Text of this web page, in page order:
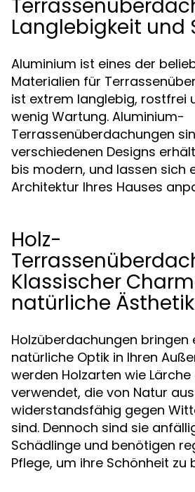
Langlebigkeit und
Aluminium ist eines der
Materialien für
ist extrem langlebig, rostfrei
wenig Wartung. Aluminium-
Terrassenüberdachungen
verschiedenen Designs
bis modern, und lassen sich
Architektur Ihres Hauses
Holz-
Klassischer
natürliche Ästhetik
Holzüberdachungen bringen
natürliche Optik in Ihren
werden Holzarten wie
verwendet, die von Natur aus
widerstandsfähig gegen
sind. Dennoch sind sie
Schädlinge und benötigen
Pflege, um ihre Schönheit zu